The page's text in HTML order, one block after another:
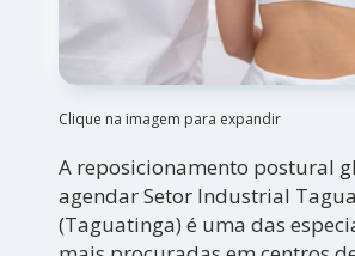
Clique na imagem para expandir
A reposicionamento postural
agendar Setor Industrial
(Taguatinga) é uma das